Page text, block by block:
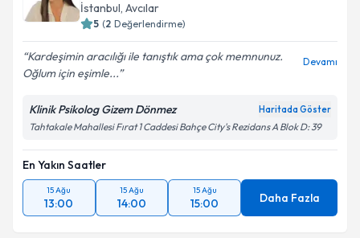
İstanbul, Avcılar
5 (2 Değerlendirme)
Kardeşimin aracılığı ile tanıştık ama çok memnunuz.
Oğlum için eşimle...
Devamı
Klinik Psikolog Gizem Dönmez Haritada Göster
Tahtakale Mahallesi Fırat 1 Caddesi Bahçe City's Rezidans A Blok D: 39
En Yakın Saatler
15 Ağu
13:00
15 Ağu
14:00
15 Ağu
15:00 Daha Fazla